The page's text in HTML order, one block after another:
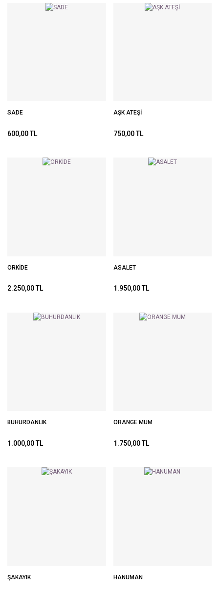
SADE
600,00 TL
AŞK ATEŞİ
750,00 TL
ORKİDE
2.250,00 TL
ASALET
1.950,00 TL
BUHURDANLIK
1.000,00 TL
ORANGE MUM
1.750,00 TL
ŞAKAYIK HANUMAN